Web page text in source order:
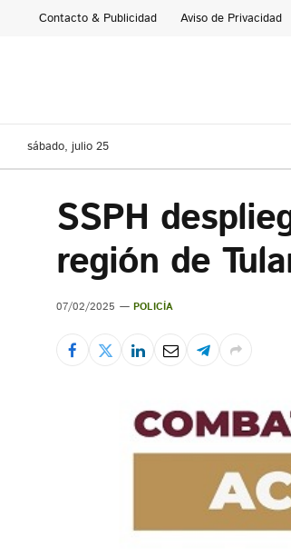
Contacto & Publicidad Aviso de Privacidad
sábado, julio 25
SSPH
región de
07/02/2025 POLICÍA